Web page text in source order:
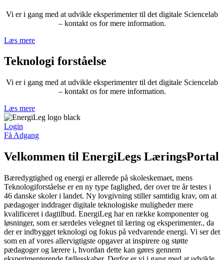
Vi er i gang med at udvikle eksperimenter til det digitale Sciencelab
– kontakt os for mere information.
Læs mere
Teknologi forståelse
Vi er i gang med at udvikle eksperimenter til det digitale Sciencelab
– kontakt os for mere information.
Læs mere
Login
Få Adgang
Velkommen til EnergiLegs LæringsPortal
Bæredygtighed og energi er allerede på skoleskemaet, mens
Teknologiforståelse er en ny type faglighed, der over tre år testes i
46 danske skoler i landet. Ny lovgivning stiller samtidig krav, om at
pædagoger inddrager digitale teknologiske muligheder mere
kvalificeret i dagtilbud. EnergiLeg har en række komponenter og
løsninger, som er særdeles velegnet til læring og eksperimenter., da
der er indbygget teknologi og fokus på vedvarende energi. Vi ser det
som en af vores allervigtigste opgaver at inspirere og støtte
pædagoger og lærere i, hvordan dette kan gøres gennem